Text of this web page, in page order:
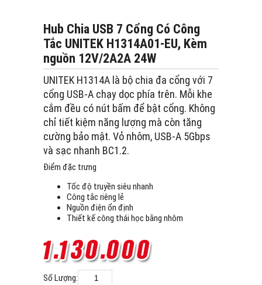
Hub Chia USB 7 Cổng Có Công
Tắc UNITEK H1314A01-EU, Kèm
nguồn 12V/2A2A 24W
UNITEK H1314A là bộ chia đa cổng với 7
cổng USB-A chạy dọc phía trên. Mỗi khe
cắm đều có nút bấm để bật cổng. Không
chỉ tiết kiệm năng lượng mà còn tăng
cường bảo mật. Vỏ nhôm, USB-A 5Gbps
và sạc nhanh BC1.2.
Điểm đặc trưng
Tốc độ truyền siêu nhanh
Công tắc riêng lẻ
Nguồn điện ổn định
Thiết kế công thái học bằng nhôm
Số Lượng: